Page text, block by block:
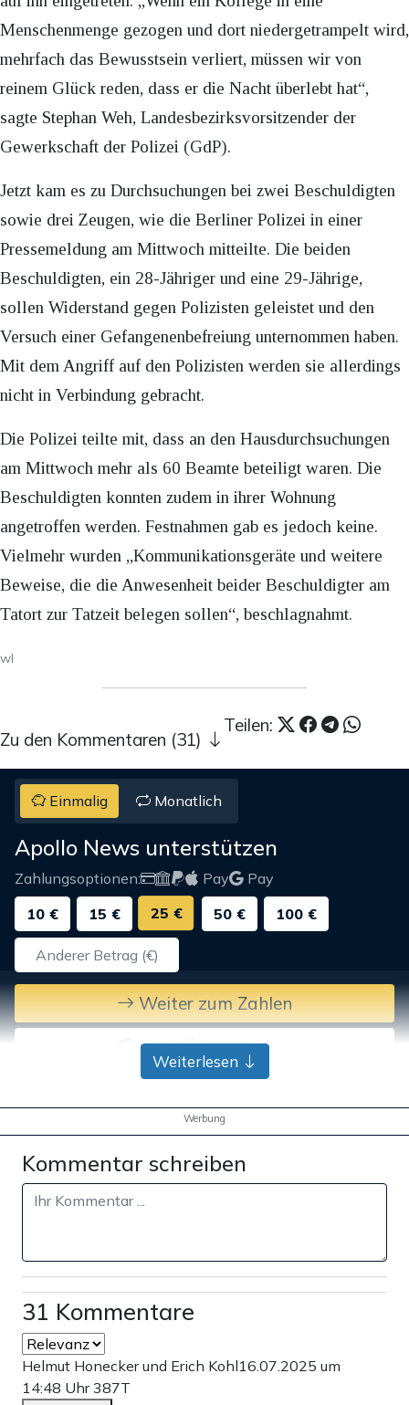
Menschenmenge gezogen und dort niedergetrampelt wird,
mehrfach das Bewusstsein verliert, müssen wir von
reinem Glück reden, dass er die Nacht überlebt hat“,
sagte Stephan Weh, Landesbezirksvorsitzender der
Gewerkschaft der Polizei (GdP).
Jetzt kam es zu Durchsuchungen bei zwei Beschuldigten
sowie drei Zeugen, wie die Berliner Polizei in einer
Pressemeldung am Mittwoch mitteilte. Die beiden
Beschuldigten, ein 28-Jähriger und eine 29-Jährige,
sollen Widerstand gegen Polizisten geleistet und den
Versuch einer Gefangenenbefreiung unternommen haben.
Mit dem Angriff auf den Polizisten werden sie allerdings
nicht in Verbindung gebracht.
Die Polizei teilte mit, dass an den Hausdurchsuchungen
am Mittwoch mehr als 60 Beamte beteiligt waren. Die
Beschuldigten konnten zudem in ihrer Wohnung
angetroffen werden. Festnahmen gab es jedoch keine.
Vielmehr wurden „Kommunikationsgeräte und weitere
Beweise, die die Anwesenheit beider Beschuldigter am
Tatort zur Tatzeit belegen sollen“, beschlagnahmt.
wl
Teilen:
Zu den Kommentaren (31)
Einmalig Monatlich
Apollo News unterstützen
Zahlungsoptionen: Pay
Pay
10 €
15 € 25 € 50 € 100 €
Weiter zum Zahlen
Bank-Überweisung
Weiterlesen
Werbung
Kommentar schreiben
31 Kommentare
Helmut Honecker und Erich Kohl16.07.2025 um
14:48 Uhr387T